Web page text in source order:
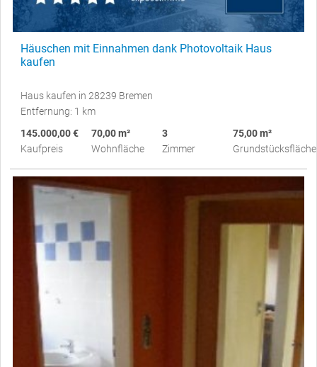
Häuschen mit Einnahmen dank Photovoltaik Haus
kaufen
Haus kaufen in 28239 Bremen
Entfernung: 1 km
145.000,00 €
Kaufpreis
70,00 m²
Wohnfläche
3
Zimmer
75,00 m²
Grundstücksfläche